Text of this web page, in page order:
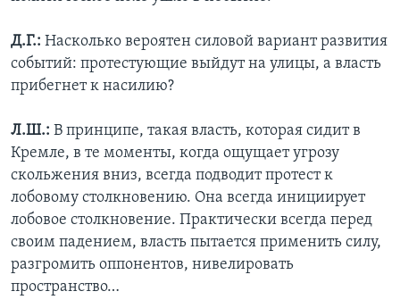
Д.Г.: Насколько вероятен силовой вариант развития
событий: протестующие выйдут на улицы, а власть
прибегнет к насилию?
Л.Ш.: В принципе, такая власть, которая сидит в
Кремле, в те моменты, когда ощущает угрозу
скольжения вниз, всегда подводит протест к
лобовому столкновению. Она всегда инициирует
лобовое столкновение. Практически всегда перед
своим падением, власть пытается применить силу,
разгромить оппонентов, нивелировать
пространство…